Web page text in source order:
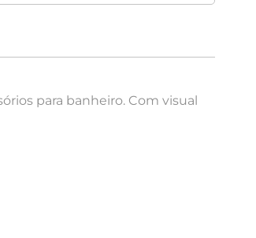
para banheiro. Com visual